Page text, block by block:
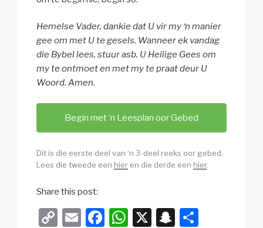
Hemelse Vader, dankie dat U vir my ‘n manier
gee om met U te gesels. Wanneer ek vandag
die Bybel lees, stuur asb. U Heilige Gees om
my te ontmoet en met my te praat deur U
Woord. Amen.
Begin met ‘n Leesplan oor Gebed
Dit is die eerste deel van ‘n 3-deel reeks oor gebed.
Lees die tweede een hier en die derde een hier.
Share this post:
C
E
F
W X
S